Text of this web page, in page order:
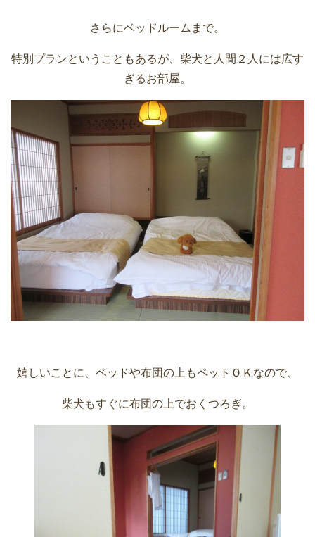
さらにベッドルームまで。
特別プランということもあるが、柴犬と人間２人には広す
ぎるお部屋。
嬉しいことに、ベッドや布団の上もペットＯＫなので、
柴犬もすぐに布団の上でおくつろぎ。